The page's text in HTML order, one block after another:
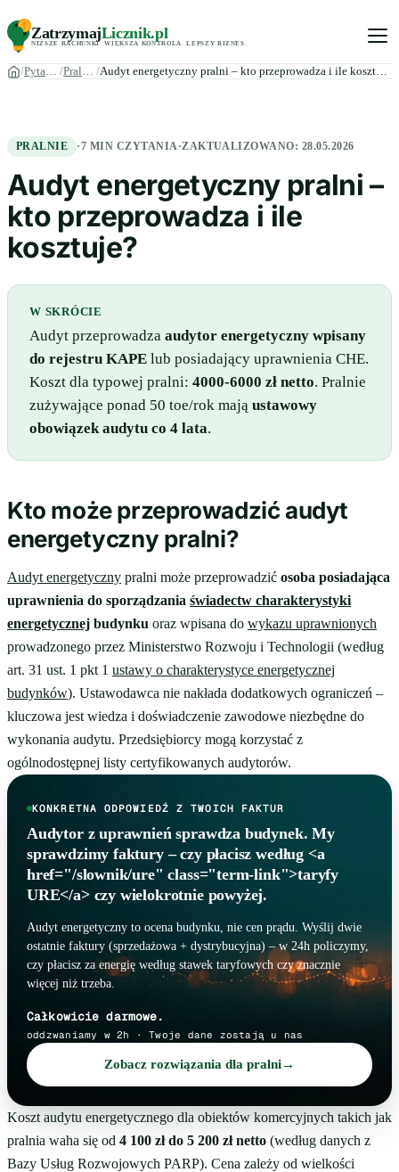
ZatrzymajLicznik.pl
NIŻSZE RACHUNKI. WIĘKSZA KONTROLA LEPSZY BIZNES
Pytania Pralnie Audyt energetyczny pralni – kto przeprowadza i ile kosztuje?
PRALNIE ·7 MIN CZYTANIA·ZAKTUALIZOWANO: 28.05.2026
Audyt energetyczny pralni –
kto przeprowadza i ile
kosztuje?
W SKRÓCIE
Audyt przeprowadza audytor energetyczny wpisany
do rejestru KAPE lub posiadający uprawnienia CHE.
Koszt dla typowej pralni: 4000-6000 zł netto. Pralnie
zużywające ponad 50 toe/rok mają ustawowy
obowiązek audytu co 4 lata.
Kto może przeprowadzić audyt
energetyczny pralni?
Audyt energetyczny pralni może przeprowadzić osoba posiadająca
uprawnienia do sporządzania świadectw charakterystyki
energetycznej budynku oraz wpisana do wykazu uprawnionych
prowadzonego przez Ministerstwo Rozwoju i Technologii (według
art. 31 ust. 1 pkt 1 ustawy o charakterystyce energetycznej
budynków). Ustawodawca nie nakłada dodatkowych ograniczeń –
kluczowa jest wiedza i doświadczenie zawodowe niezbędne do
wykonania audytu. Przedsiębiorcy mogą korzystać z
ogólnodostępnej listy certyfikowanych audytorów.
KONKRETNA ODPOWIEDŹ Z TWOICH FAKTUR
Audytor z uprawnień sprawdza budynek. My
sprawdzimy faktury – czy płacisz według <a
href="/slownik/ure" class="term-link">taryfy
URE</a> czy wielokrotnie powyżej.
Audyt energetyczny to ocena budynku, nie cen prądu. Wyślij dwie
ostatnie faktury (sprzedażowa + dystrybucyjna) – w 24h policzymy,
czy płacisz za energię według stawek taryfowych czy znacznie
więcej niż trzeba.
Zobacz rozwiązania dla pralni→
Całkowicie darmowe.
oddzwaniamy w 2h · Twoje dane zostają u nas
Koszt audytu energetycznego dla obiektów komercyjnych takich jak
pralnia waha się od 4 100 zł do 5 200 zł netto (według danych z
Bazy Usług Rozwojowych PARP). Cena zależy od wielkości